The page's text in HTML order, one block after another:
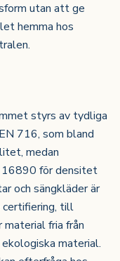
utan att ge
hemma hos
styrs av tydliga
716, som bland
medan
16890 för densitet
och sängkläder är
till
fria från
material.